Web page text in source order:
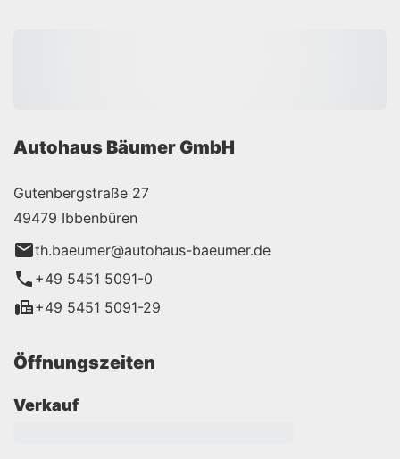
Autohaus Bäumer GmbH
Gutenbergstraße 27
49479 Ibbenbüren
th.baeumer@autohaus-baeumer.de
+49 5451 5091-0
+49 5451 5091-29
Öffnungszeiten
Verkauf